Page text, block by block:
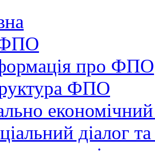
про ФПО
ФПО
діалог